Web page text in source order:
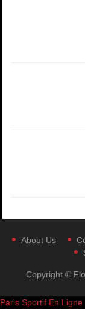
About Us
Copyright ©
Paris Sportif En Ligne